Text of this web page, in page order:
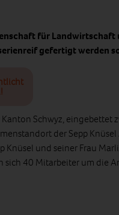
für Landwirtschaft
gefertigt werden
Schwyz, eingebettet
der Sepp Knüsel
und seiner Frau
sich 40 Mitarbeiter um die